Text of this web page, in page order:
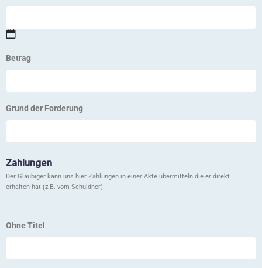
Betrag
Grund der Forderung
Zahlungen
Der Gläubiger kann uns hier Zahlungen in einer Akte übermitteln die er direkt
erhalten hat (z.B. vom Schuldner).
Ohne Titel